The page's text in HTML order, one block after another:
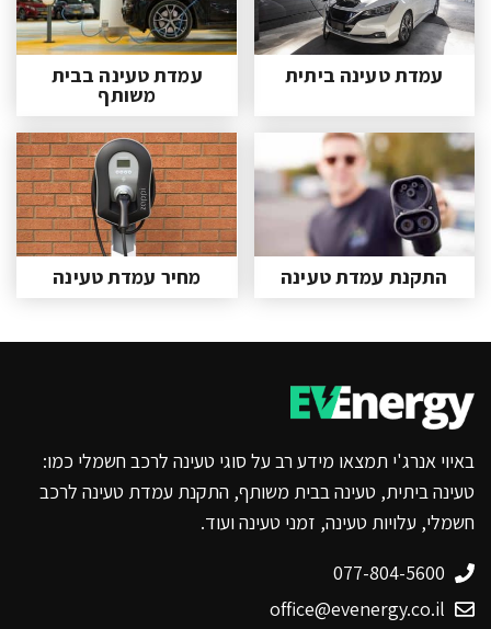
עמדת טעינה ביתית עמדת טעינה בבית
משותף
התקנת עמדת טעינה מחיר עמדת טעינה
באיוי אנרג'י תמצאו מידע רב על סוגי טעינה לרכב חשמלי כמו:
טעינה ביתית, טעינה בבית משותף, התקנת עמדת טעינה לרכב
חשמלי, עלויות טעינה, זמני טעינה ועוד.
077-804-5600
office@evenergy.co.il